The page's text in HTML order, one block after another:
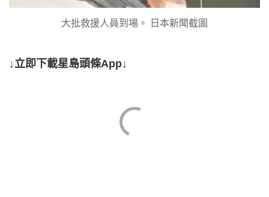
大批救援人員到場。 日本新聞截圖
↓立即下載星島頭條App↓